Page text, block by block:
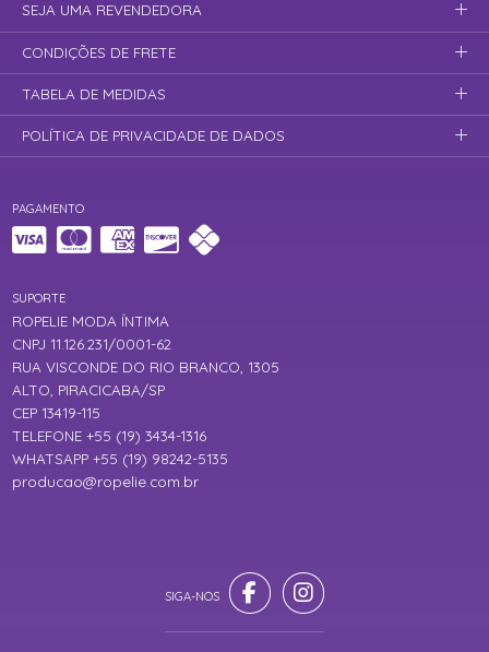
PAGAMENTO
SUPORTE
ROPELIE MODA ÍNTIMA
CNPJ 11.126.231/0001-62
RUA VISCONDE DO RIO BRANCO, 1305
ALTO, PIRACICABA/SP
CEP 13419-115
TELEFONE +55 (19) 3434-1316
WHATSAPP +55 (19) 98242-5135
producao@ropelie.com.br
SEJA UMA REVENDEDORA
CONDIÇÕES DE FRETE
TABELA DE MEDIDAS
POLÍTICA DE PRIVACIDADE DE DADOS